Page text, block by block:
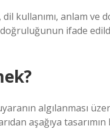
kullanımı, anlam ve
ifade
algılanması
aşağıya tasarımın